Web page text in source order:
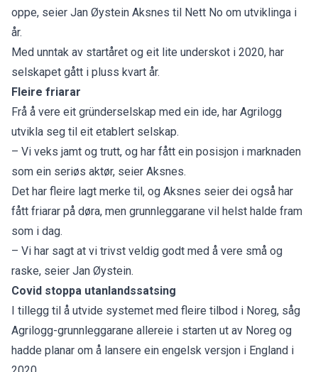
oppe, seier Jan Øystein Aksnes til Nett No om utviklinga i
år.
Med unntak av startåret og eit lite underskot i 2020, har
selskapet gått i pluss kvart år.
Fleire friarar
Frå å vere eit gründerselskap med ein ide, har Agrilogg
utvikla seg til eit etablert selskap.
– Vi veks jamt og trutt, og har fått ein posisjon i marknaden
som ein seriøs aktør, seier Aksnes.
Det har fleire lagt merke til, og Aksnes seier dei også har
fått friarar på døra, men grunnleggarane vil helst halde fram
som i dag.
– Vi har sagt at vi trivst veldig godt med å vere små og
raske, seier Jan Øystein.
Covid stoppa utanlandssatsing
I tillegg til å utvide systemet med fleire tilbod i Noreg, såg
Agrilogg-grunnleggarane allereie i starten ut av Noreg og
hadde planar om å lansere ein engelsk versjon i England i